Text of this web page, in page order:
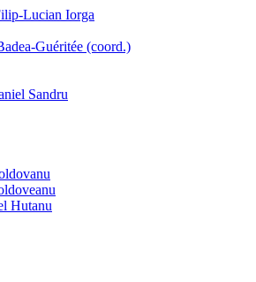
Lucian Iorga
Guéritée (coord.)
Sandru
Hutanu